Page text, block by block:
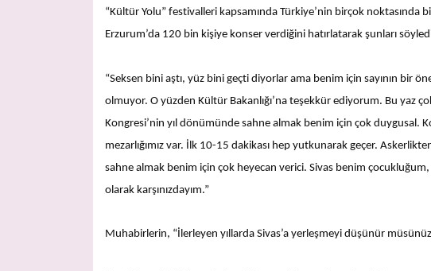
“Kültür Yolu” festivalleri kapsamında Türkiye’nin birçok noktasında
Erzurum’da 120 bin kişiye konser verdiğini hatırlatarak şunları
“Seksen bini aştı, yüz bini geçti diyorlar ama benim için sayının bir
olmuyor. O yüzden Kültür Bakanlığı’na teşekkür ediyorum. Bu yaz
Kongresi’nin yıl dönümünde sahne almak benim için çok duygusal.
mezarlığımız var. İlk 10-15 dakikası hep yutkunarak geçer.
sahne almak benim için çok heyecan verici. Sivas benim
olarak karşınızdayım.”
Muhabirlerin, “İlerleyen yıllarda Sivas’a yerleşmeyi düşünür